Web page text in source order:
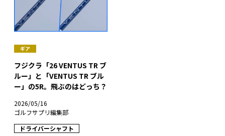
ギア
フジクラ「26 VENTUS TR ブ
ルー」と「VENTUS TR ブル
ー」の5R。飛ぶのはどっち？
2026/05/16
ゴルフサプリ編集部
ドライバーシャフト